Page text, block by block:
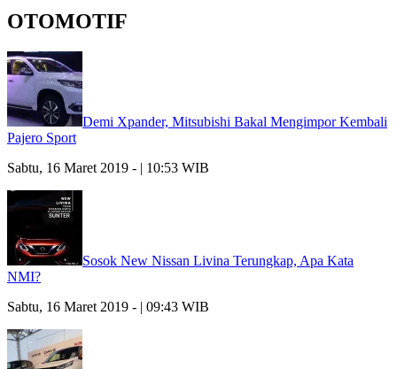
OTOMOTIF
Demi Xpander, Mitsubishi Bakal Mengimpor Kembali
Pajero Sport
Sabtu, 16 Maret 2019 - | 10:53 WIB
Sosok New Nissan Livina Terungkap, Apa Kata
NMI?
Sabtu, 16 Maret 2019 - | 09:43 WIB